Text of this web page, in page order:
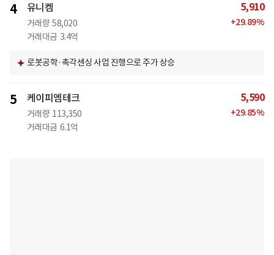
4 유니켐
거래량 58,020
거래대금 3.4억
5,910
+29.89%
로봇공학·촉각센싱 사업 진행으로 주가 상승
5 케이피엠테크
거래량 113,350
거래대금 6.1억
5,590
+29.85%